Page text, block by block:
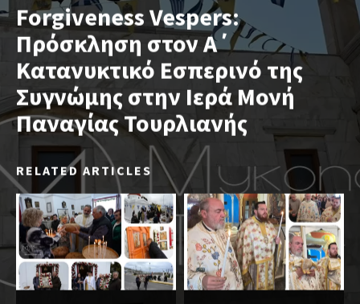
Forgiveness Vespers:
Πρόσκληση στον Α΄
Κατανυκτικό Eσπερινό της
Συγνώμης στην Ιερά Μονή
Παναγίας Τουρλιανής
RELATED ARTICLES